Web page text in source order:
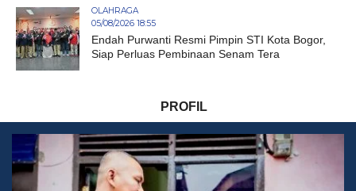
OLAHRAGA
05/08/2026 18:55
Endah Purwanti Resmi Pimpin STI Kota Bogor,
Siap Perluas Pembinaan Senam Tera
PROFIL